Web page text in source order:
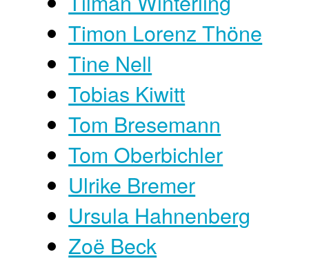
Timon Lorenz Thöne
Tine Nell
Tobias Kiwitt
Tom Bresemann
Tom Oberbichler
Ulrike Bremer
Ursula Hahnenberg
Zoë Beck